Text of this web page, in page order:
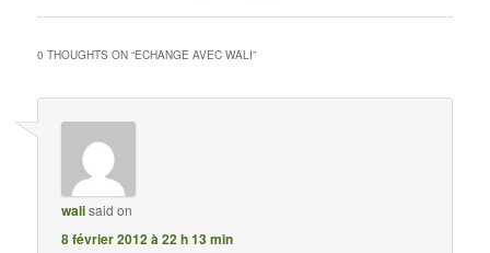
0 THOUGHTS ON “ECHANGE AVEC WALI”
walisaid on
8 février 2012 à 22 h 13 min